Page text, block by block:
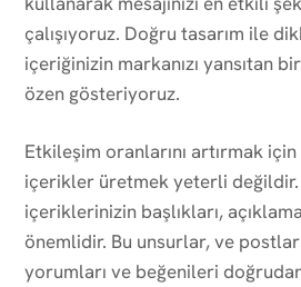
çalışıyoruz. Doğru tasarım ile
içeriğinizin markanızı yansıtan
özen gösteriyoruz.
Etkileşim oranlarını artırmak
içerikler üretmek yeterli değildir.
içeriklerinizin başlıkları,
önemlidir. Bu unsurlar, ve
yorumları ve beğenileri